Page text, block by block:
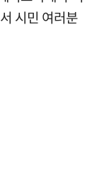
시민 여러분